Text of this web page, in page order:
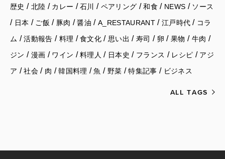
歴史 / 北陸 / カレー /石川 / ペアリング /和食 / NEWS / ソース
/ 日本 / ご飯 / 豚肉 /醤油 /A_RESTAURANT/ 江戸時代 / コラ
ム /活動報告 / 料理 /食文化 / 思い出 /寿司 / 卵 / 果物 / 牛肉 /
ジン / 漫画 / ワイン /料理人 / 日本史 / フランス / レシピ / アジ
ア /社会/ 肉 /韓国料理 /魚 / 野菜 /特集記事 / ビジネス
ALL TAGS